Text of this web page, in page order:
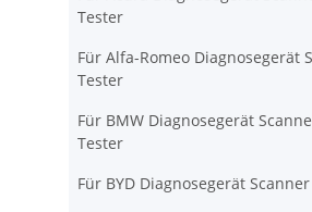
Tester
Für Alfa-Romeo Diagnosegerät
Tester
Für BMW Diagnosegerät
Tester
Für BYD Diagnosegerät